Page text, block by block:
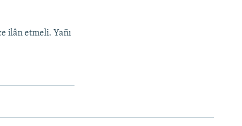
ilân etmeli. Yañı